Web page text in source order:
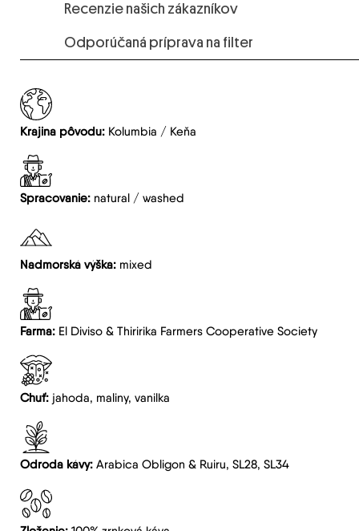
Recenzie našich zákazníkov
Odporúčaná príprava na filter
Krajina pôvodu: Kolumbia / Keňa
Spracovanie: natural / washed
Nadmorská výška: mixed
Farma: El Diviso & Thiririka Farmers Cooperative Society
Chuť: jahoda, maliny, vanilka
Odroda kávy: Arabica Obligon & Ruiru, SL28, SL34